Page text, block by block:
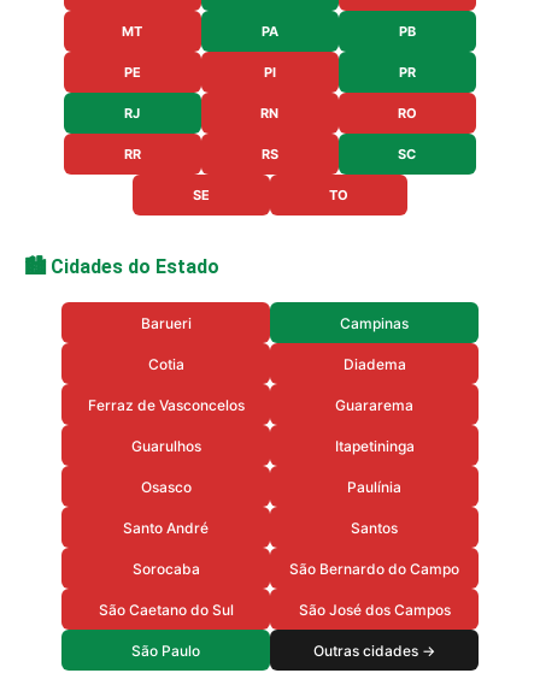
MT PA PB
PE PI PR
RJ RN RO
RR RS SC
SE TO
🏙️ Cidades do Estado
Barueri Campinas
Cotia Diadema
Ferraz de Vasconcelos Guararema
Guarulhos Itapetininga
Osasco Paulínia
Santo André Santos
Sorocaba São Bernardo do Campo
São Caetano do Sul São José dos Campos
São Paulo Outras cidades →